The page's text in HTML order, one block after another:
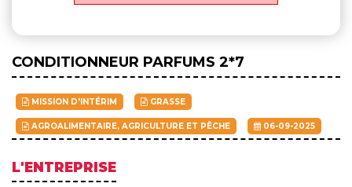
CONDITIONNEUR PARFUMS 2*7
MISSION D'INTÉRIM GRASSE
AGROALIMENTAIRE, AGRICULTURE ET PÊCHE 06-09-2025
L'ENTREPRISE